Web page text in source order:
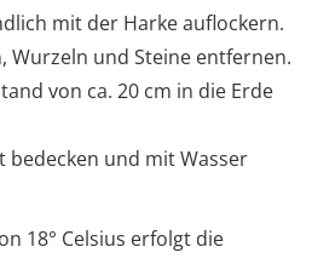
mit der Harke auflockern.
Wurzeln und Steine entfernen.
von ca. 20 cm in die Erde
bedecken und mit Wasser
18° Celsius erfolgt die